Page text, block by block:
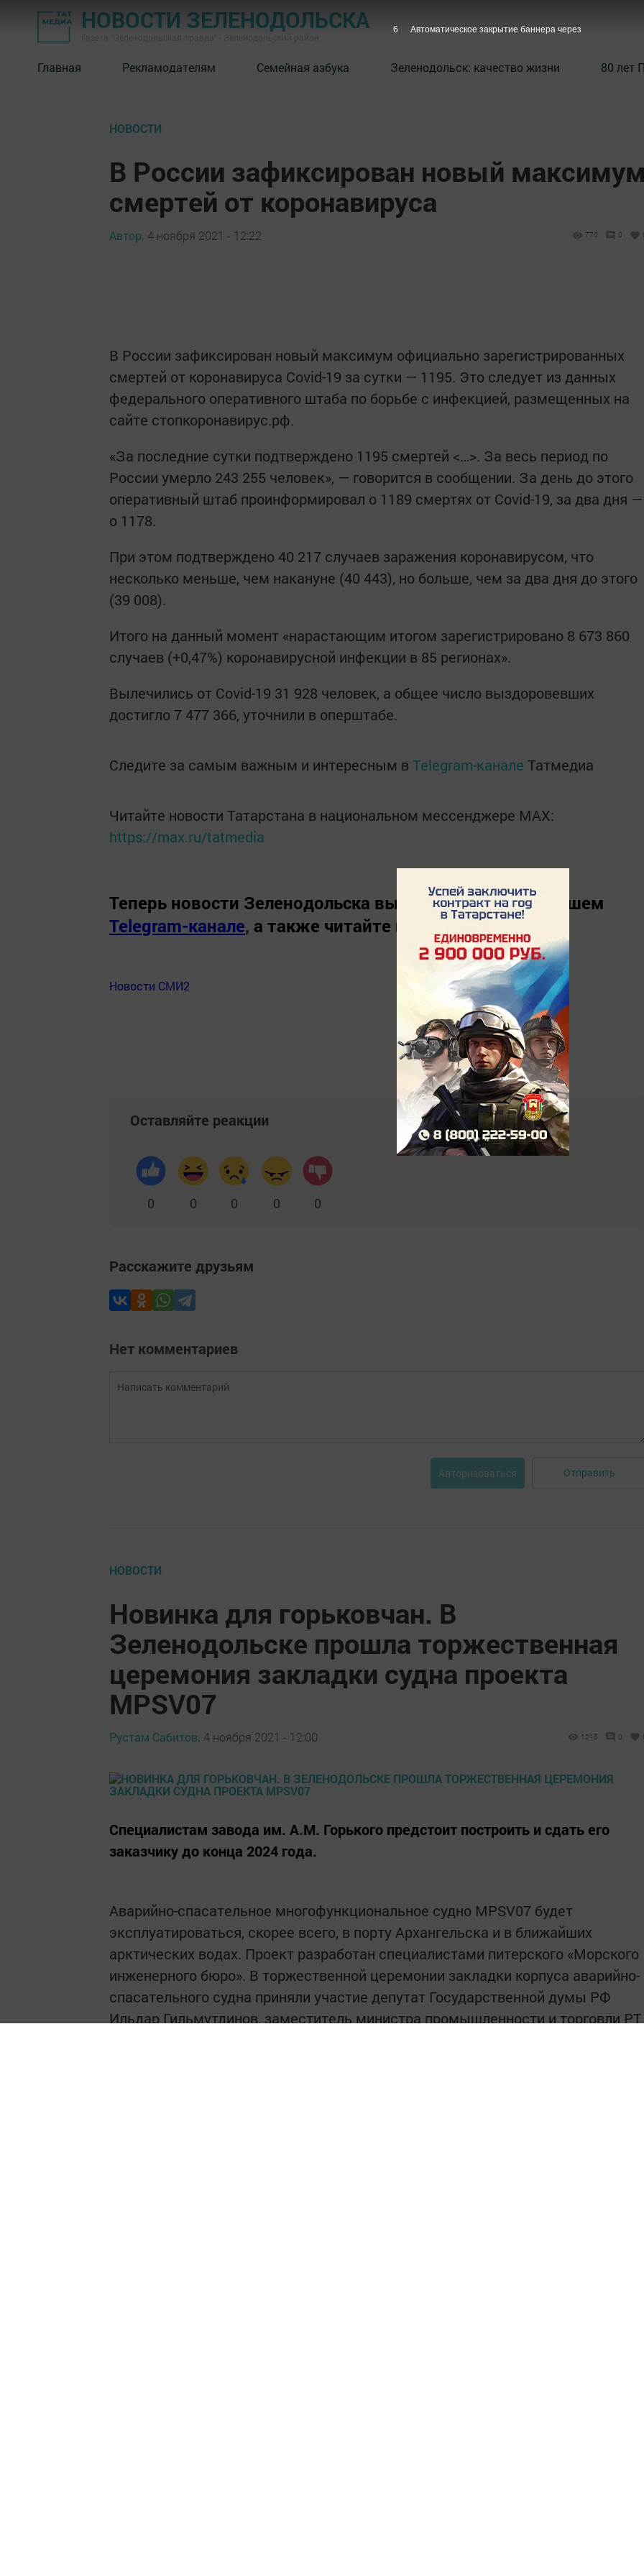
НОВОСТИ ЗЕЛЕНОДОЛЬСКА
Главная Рекламодателям Семейная азбука ⁠Зеленодольск: качество жизни 80 лет
НОВОСТИ
В России зафиксирован новый
смертей от коронавируса
Автор, 4 ноября 2021 - 12:22 770 0
В России зафиксирован новый максимум официально зарегистрированных
смертей от коронавируса Covid-19 за сутки — 1195. Это следует из данных
федерального оперативного штаба по борьбе с инфекцией, размещенных на
сайте стопкоронавирус.рф.
«За последние сутки подтверждено 1195 смертей <…>. За весь период по
России умерло 243 255 человек», — говорится в сообщении. За день до этого
оперативный штаб проинформировал о 1189 смертях от Covid-19, за два дня —
о 1178.
При этом подтверждено 40 217 случаев заражения коронавирусом, что
несколько меньше, чем накануне (40 443), но больше, чем за два дня до этого
(39 008).
Итого на данный момент «нарастающим итогом зарегистрировано 8 673 860
случаев (+0,47%) коронавирусной инфекции в 85 регионах».
Вылечились от Covid-19 31 928 человек, а общее число выздоровевших
достигло 7 477 366, уточнили в оперштабе.
Следите за самым важным и интересным в Telegram-канале Татмедиа
Читайте новости Татарстана в национальном мессенджере MАХ:
https://max.ru/tatmedia
Теперь новости Зеленодольска вы можете узнать в нашем
Telegram-канале, а также читайте нас в«Дзен».
Новости СМИ2
Оставляйте реакции
0 0 0 0 0
Расскажите друзьям
Нет комментариев
Авторизоваться Отправить
НОВОСТИ
Новинка для горьковчан. В
Зеленодольске прошла торжественная
церемония закладки судна проекта
MPSV07
Рустам Сабитов, 4 ноября 2021 - 12:00 1215 0
Специалистам завода им. А.М. Горького предстоит построить и сдать его
заказчику до конца 2024 года.
Аварийно-спасательное многофункциональное судно MPSV07 будет
эксплуатироваться, скорее всего, в порту Архангельска и в ближайших
арктических водах. Проект разработан специалистами питерского «Морского
инженерного бюро». В торжественной церемонии закладки корпуса аварийно-
спасательного судна приняли участие депутат Государственной думы РФ
Ильдар Гильмутдинов, заместитель министра промышленности и торговли РТ
5 Автоматическое закрытие баннера через